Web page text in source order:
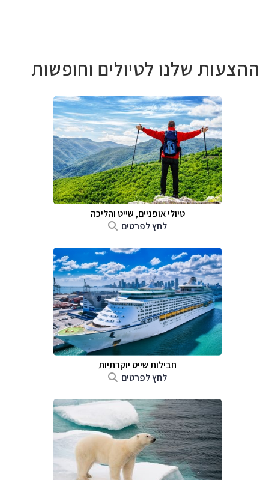
ההצעות שלנו לטיולים וחופשות
טיולי אופניים, שייט והליכה
לחץ לפרטים
חבילות שייט יוקרתיות
לחץ לפרטים